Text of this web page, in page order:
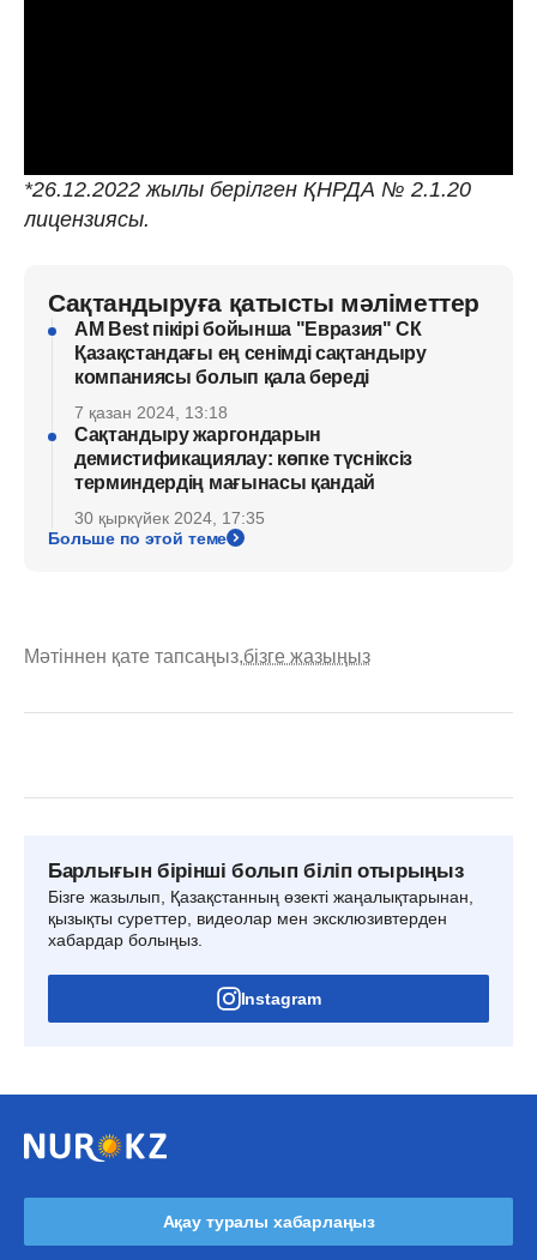
*26.12.2022 жылы берілген ҚНРДА № 2.1.20
лицензиясы.
Сақтандыруға қатысты мәліметтер
AM Best пікірі бойынша "Евразия" СК
Қазақстандағы ең сенімді сақтандыру
компаниясы болып қала береді
7 қазан 2024, 13:18
Сақтандыру жаргондарын
демистификациялау: көпке түсніксіз
терминдердің мағынасы қандай
30 қыркүйек 2024, 17:35
Больше по этой теме
Мәтіннен қате тапсаңыз,бізге жазыңыз
Барлығын бірінші болып біліп отырыңыз
Бізге жазылып, Қазақстанның өзекті жаңалықтарынан,
қызықты суреттер, видеолар мен эксклюзивтерден
хабардар болыңыз.
Instagram
Ақау туралы хабарлаңыз